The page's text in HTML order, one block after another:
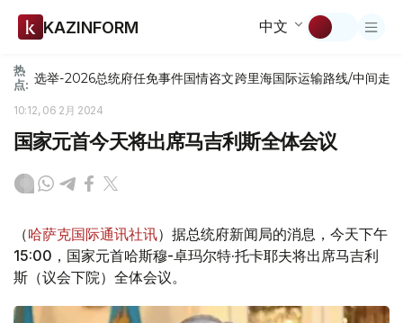
KAZINFORM 中文
热
点: 选举-2026总统府任免事件国情咨文跨里海国际运输路线/中间走廊
10:12, 06 2月 2024
国家元首今天将出席马吉利斯全体会议
（哈萨克国际通讯社讯）据总统府新闻局的消息，今天下午
15:00，国家元首哈斯穆-卓玛尔特·托卡耶夫将出席马吉利
斯（议会下院）全体会议。